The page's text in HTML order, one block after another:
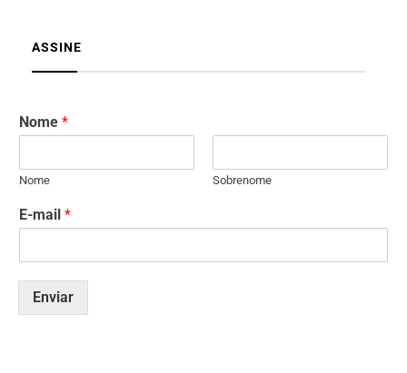
ASSINE
Nome *
Nome Sobrenome
E-mail *
Enviar